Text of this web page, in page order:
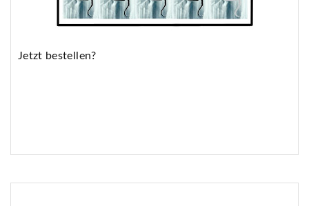
Jetzt bestellen?